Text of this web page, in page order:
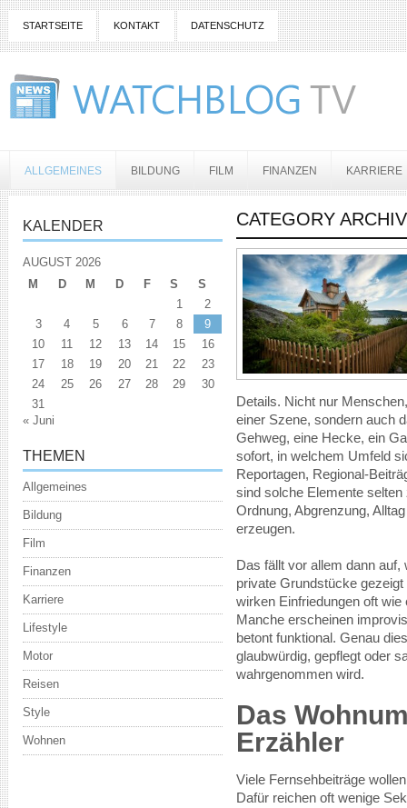
STARTSEITE KONTAKT DATENSCHUTZ
ALLGEMEINES BILDUNG FILM FINANZEN KARRIERE
CATEGORY
Details. Nicht nur
einer Szene, sondern auch
Gehweg, eine Hecke, ein
sofort, in welchem Umfeld
Reportagen, Regional-
sind solche Elemente
Ordnung, Abgrenzung,
erzeugen.
Das fällt vor allem dann
private Grundstücke
wirken Einfriedungen oft
Manche erscheinen
betont funktional. Genau
glaubwürdig, gepflegt oder
wahrgenommen wird.
Das
Erzähler
Viele Fernsehbeiträge
Dafür reichen oft wenige
KALENDER
AUGUST 2026
M
D M D F S
S
1
2
3
4 5 6 7 8
9
10
11 12 13 14 15
16
17
18 19 20 21 22
23
24
25 26 27 28 29
30
31
« Juni
THEMEN
Allgemeines
Bildung
Film
Finanzen
Karriere
Lifestyle
Motor
Reisen
Style
Wohnen